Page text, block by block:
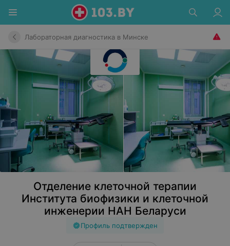
Лабораторная диагностика в Минске
Отделение клеточной терапии
Института биофизики и клеточной
инженерии НАН Беларуси
Профиль подтвержден